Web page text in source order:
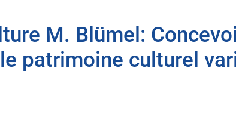
M. Blümel:
patrimoine culturel